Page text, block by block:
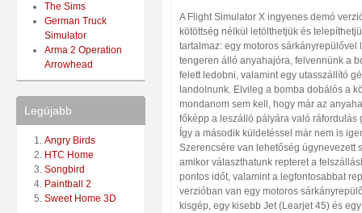
The Sims
German Truck
Simulator
Arma 2 Operation
Arrowhead
Legújabb
Angry Birds
HTC Home
Songbird
Paintball 2
Sweet Home 3D
A Flight Simulator X ingyenes demó
kötöttség nélkül letölthetjük és
tartalmaz: egy motoros sárkányrepülővel
tengeren álló anyahajóra, felvennünk a
felett ledobni, valamint egy utasszállító
landolnunk. Elvileg a bomba dobálós a
mondanom sem kell, hogy már az
főképp a leszálló pályára való ráfordulás
Így a második küldetéssel már nem is
Szerencsére van lehetőség úgynevezett
amikor választhatunk repteret a
pontos időt, valamint a legfontosabbat
verzióban van egy motoros
kisgép, egy kisebb Jet (Learjet 45) és